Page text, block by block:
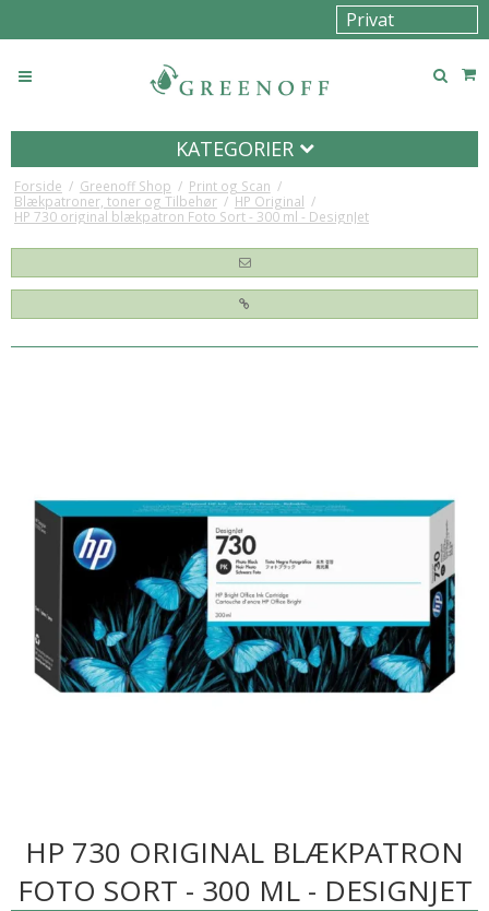
KATEGORIER
Forside / Greenoff Shop / Print og Scan /
Blækpatroner, toner og Tilbehør / HP Original /
HP 730 original blækpatron Foto Sort - 300 ml - DesignJet
HP 730 ORIGINAL BLÆKPATRON
FOTO SORT - 300 ML - DESIGNJET